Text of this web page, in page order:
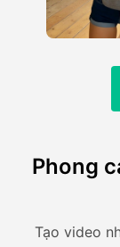
Phong
Tạo video